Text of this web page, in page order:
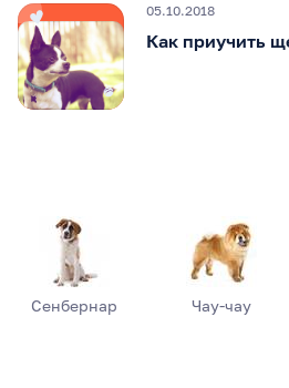
05.10.2018
Как приучить
Сенбернар Чау-чау